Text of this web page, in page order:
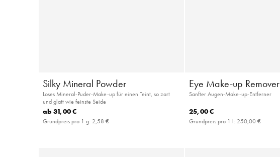
Silky Mineral Powder
Loses Mineral-Puder-Make-up für einen Teint, so zart
und glatt wie feinste Seide
ab 31,00 €
Grundpreis pro 1 g: 2,58 €
Eye Make-up Remover
Sanfter Augen-Make-up-Entferner
25,00 €
Grundpreis pro 1 l: 250,00 €